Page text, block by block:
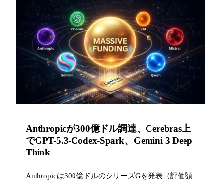
Anthropicが300億ドル調達、Cerebras上
でGPT-5.3-Codex-Spark、Gemini 3 Deep
Think
Anthropicは300億ドルのシリーズGを発表（評価額